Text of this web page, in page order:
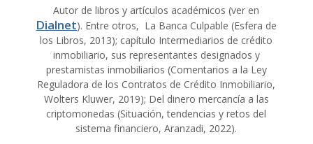
Autor de libros y artículos académicos (ver en
Dialnet). Entre otros, La Banca Culpable (Esfera de
los Libros, 2013); capítulo Intermediarios de crédito
inmobiliario, sus representantes designados y
prestamistas inmobiliarios (Comentarios a la Ley
Reguladora de los Contratos de Crédito Inmobiliario,
Wolters Kluwer, 2019); Del dinero mercancía a las
criptomonedas (Situación, tendencias y retos del
sistema financiero, Aranzadi, 2022).